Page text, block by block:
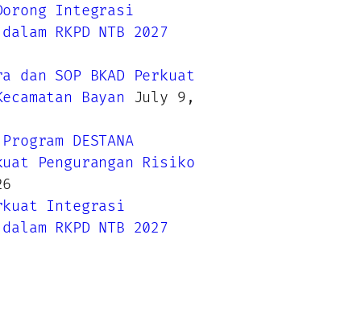
Integrasi
RKPD NTB 2027
dan SOP BKAD Perkuat
Bayan
July 9,
DESTANA
Pengurangan Risiko
Integrasi
RKPD NTB 2027